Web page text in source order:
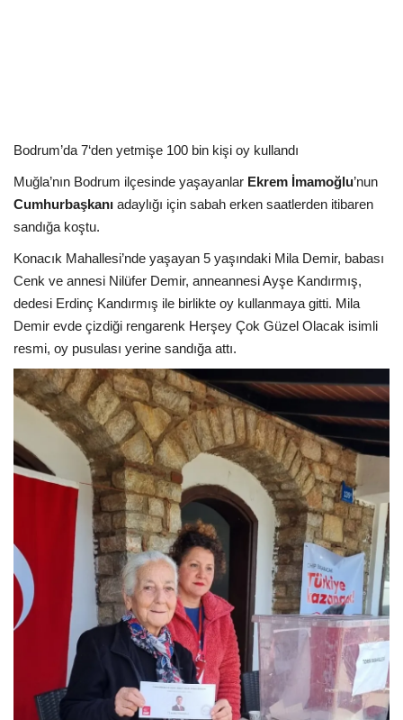
Bodrum’da 7‘den yetmişe 100 bin kişi oy kullandı
Muğla’nın Bodrum ilçesinde yaşayanlar Ekrem İmamoğlu’nun
Cumhurbaşkanı adaylığı için sabah erken saatlerden itibaren
sandığa koştu.
Konacık Mahallesi’nde yaşayan 5 yaşındaki Mila Demir, babası
Cenk ve annesi Nilüfer Demir, anneannesi Ayşe Kandırmış,
dedesi Erdinç Kandırmış ile birlikte oy kullanmaya gitti. Mila
Demir evde çizdiği rengarenk Herşey Çok Güzel Olacak isimli
resmi, oy pusulası yerine sandığa attı.